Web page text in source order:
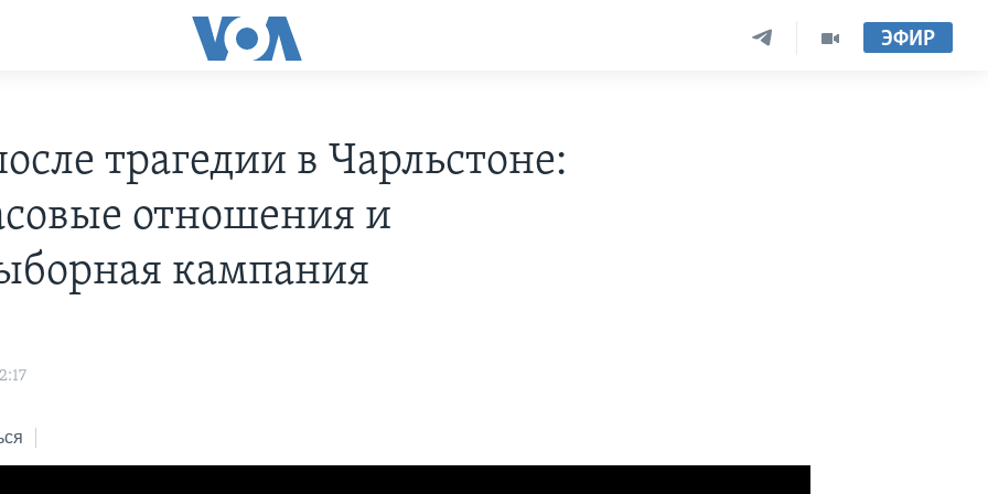
ЭФИР
трагедии в Чарльстоне:
отношения и
кампания